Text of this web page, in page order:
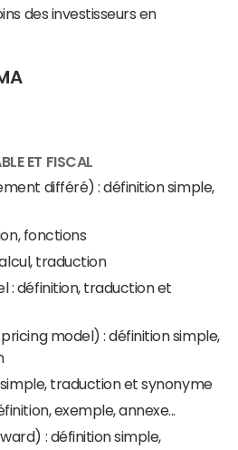
des investisseurs en
ET FISCAL
différé) : définition simple,
fonctions
traduction
: définition, traduction et
model) : définition simple,
traduction et synonyme
exemple, annexe...
: définition simple,